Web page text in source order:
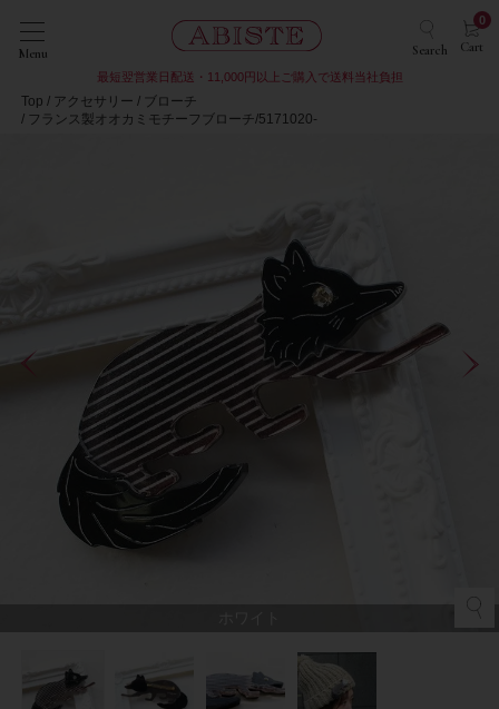
Menu Search Cart
0
最短翌営業日配送・11,000円以上ご購入で送料当社負担
Top アクセサリー
ブローチ
フランス製オオカミモチーフブローチ/5171020-